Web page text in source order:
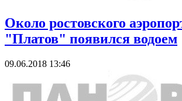
Около ростовского
"Платов" появился водоем
09.06.2018 13:46